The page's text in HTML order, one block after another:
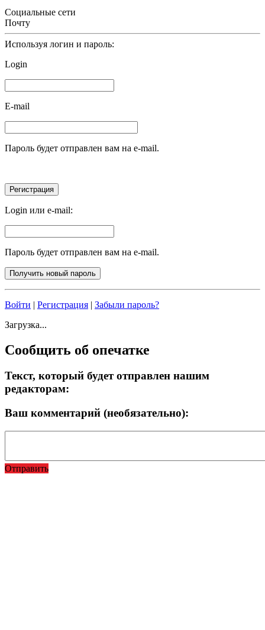
Социальные сети
Почту
Используя логин и пароль:
Login
E-mail
Пароль будет отправлен вам на e-mail.
Login или e-mail:
Пароль будет отправлен вам на e-mail.
Войти | Регистрация | Забыли пароль?
Загрузка...
Сообщить об опечатке
Текст, который будет отправлен нашим
редакторам:
Ваш комментарий (необязательно):
Отправить